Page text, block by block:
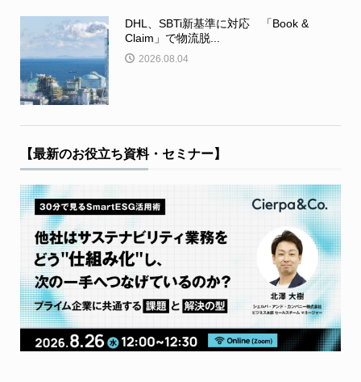
DHL、SBTi新基準に対応 「Book &
Claim」で物流脱...
2026.08.04
【最新のお役立ち資料・セミナー】